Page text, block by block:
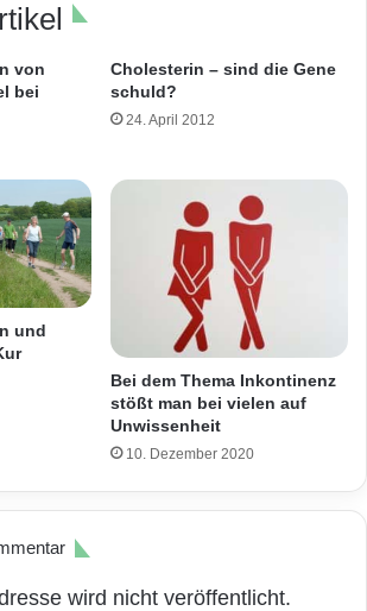
von
bei
Cholesterin – sind die Gene
schuld?
24. April 2012
und
Bei dem Thema Inkontinenz
stößt man bei vielen auf
Unwissenheit
10. Dezember 2020
wird nicht veröffentlicht.